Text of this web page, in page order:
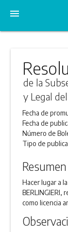
menu
de la
y Legal
Fecha de
Fecha de
Número de
Tipo de
Resumen
Hacer lugar a
BERLINGIERI,
como licencia